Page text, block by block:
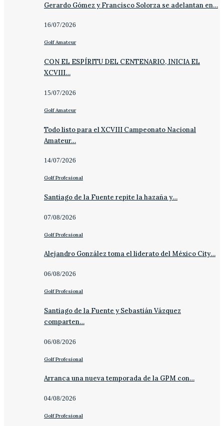
Gerardo Gómez y Francisco Solorza se adelantan en…
16/07/2026
Golf Amateur
CON EL ESPÍRITU DEL CENTENARIO, INICIA EL
XCVIII…
15/07/2026
Golf Amateur
Todo listo para el XCVIII Campeonato Nacional
Amateur…
14/07/2026
Golf Profesional
Santiago de la Fuente repite la hazaña y…
07/08/2026
Golf Profesional
Alejandro González toma el liderato del México City…
06/08/2026
Golf Profesional
Santiago de la Fuente y Sebastián Vázquez
comparten…
06/08/2026
Golf Profesional
Arranca una nueva temporada de la GPM con…
04/08/2026
Golf Profesional